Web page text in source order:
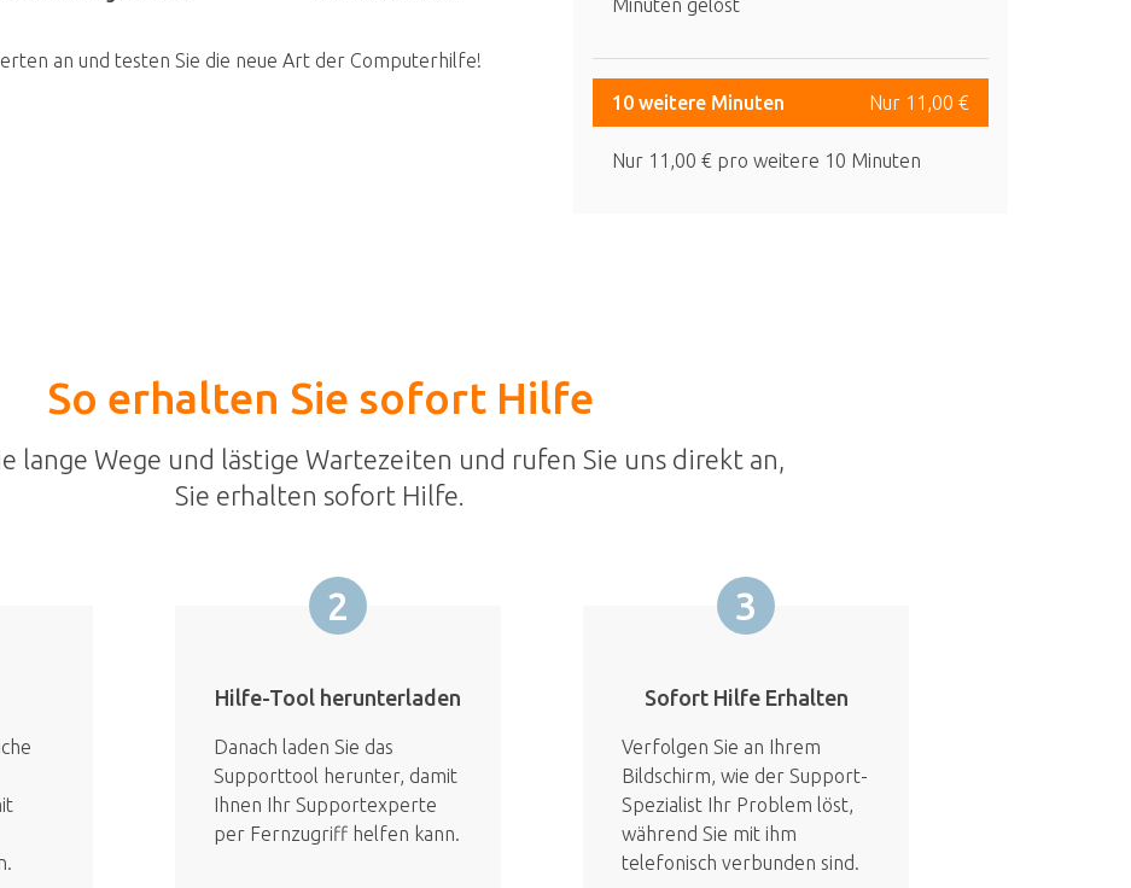
an und testen Sie die neue Art der Computerhilfe!
Minuten gelöst
10 weitere Minuten Nur 11,00 €
Nur 11,00 € pro weitere 10 Minuten
So erhalten Sie sofort Hilfe
lange Wege und lästige Wartezeiten und rufen Sie uns direkt an,
Sie erhalten sofort Hilfe.
2
Hilfe-Tool herunterladen
Danach laden Sie das
Supporttool herunter, damit
Ihnen Ihr Supportexperte
per Fernzugriff helfen kann.
3
Sofort Hilfe Erhalten
Verfolgen Sie an Ihrem
Bildschirm, wie der Support-
Spezialist Ihr Problem löst,
während Sie mit ihm
telefonisch verbunden sind.